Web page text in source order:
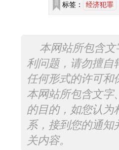
标签： 经济犯罪
本网站所包含
利问题，请勿擅自
任何形式的许可和
本网站所包含文字
的目的，如您认为
系，接到您的通知
关内容。